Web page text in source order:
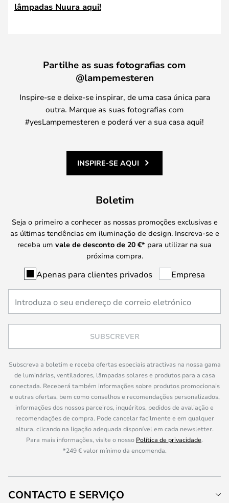
lâmpadas Nuura aqui!
Partilhe as suas fotografias com
@lampemesteren
Inspire-se e deixe-se inspirar, de uma casa única para
outra. Marque as suas fotografias com
#yesLampemesteren e poderá ver a sua casa aqui!
INSPIRE-SE AQUI
Boletim
Seja o primeiro a conhecer as nossas promoções exclusivas e
as últimas tendências em iluminação de design. Inscreva-se e
receba um vale de desconto de 20 €* para utilizar na sua
próxima compra.
Apenas para clientes privados Empresa
SUBSCREVER
Subscreva a boletim e receba ofertas especiais atractivas na nossa gama
de luminárias, ventiladores, lâmpadas solares e produtos para a casa
conectada. Receberá também informações sobre produtos promocionais
e outras ofertas, bem como conselhos e recomendações personalizados,
informações dos nossos parceiros, inquéritos, pedidos de avaliação e
recomendações de compra. Pode cancelar facilmente e em qualquer
altura, clicando na ligação adequada disponível em cada newsletter.
Para mais informações, visite o nosso Política de privacidade.
*249 € valor mínimo da encomenda.
CONTACTO E SERVIÇO